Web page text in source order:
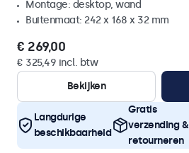
Montage: desktop, wand
Buitenmaat: 242 x 168 x 32 mm
€ 269,00
€ 325,49 incl. btw
Bekijken
Langdurige
beschikbaarheid
Gratis
verzending &
retourneren